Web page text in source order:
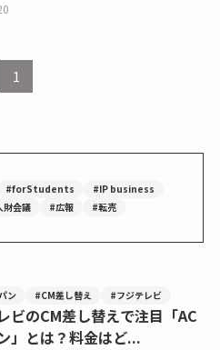
1
#forStudents
#IP business
財会議 #広報 #転売
ン #CM差し替え #フジテレビ
ビのCM差し替えで注目「AC
」とは？料金はど...